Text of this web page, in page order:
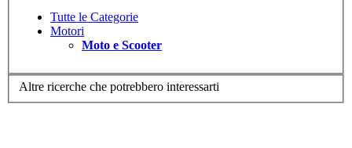
Tutte le Categorie
Motori
Moto e Scooter
Altre ricerche che potrebbero interessarti